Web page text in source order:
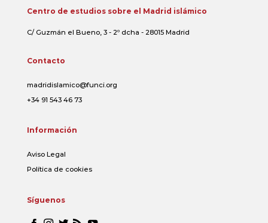
Centro de estudios sobre el Madrid islámico
C/ Guzmán el Bueno, 3 - 2º dcha - 28015 Madrid
Contacto
madridislamico@funci.org
+34 91 543 46 73
Información
Aviso Legal
Política de cookies
Síguenos